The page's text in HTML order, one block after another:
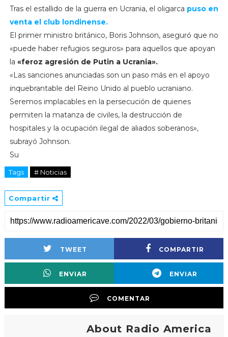
Tras el estallido de la guerra en Ucrania, el oligarca puso en
venta el club londinense.
El primer ministro británico, Boris Johnson, aseguró que no
«puede haber refugios seguros» para aquellos que apoyan
la «feroz agresión de Putin a Ucrania».
«Las sanciones anunciadas son un paso más en el apoyo
inquebrantable del Reino Unido al pueblo ucraniano.
Seremos implacables en la persecución de quienes
permiten la matanza de civiles, la destrucción de
hospitales y la ocupación ilegal de aliados soberanos»,
subrayó Johnson.
Su
Tags # Noticias
Compartir
TWEET COMPARTIR
ENVIAR ENVIAR
COMENTAR
About Radio America